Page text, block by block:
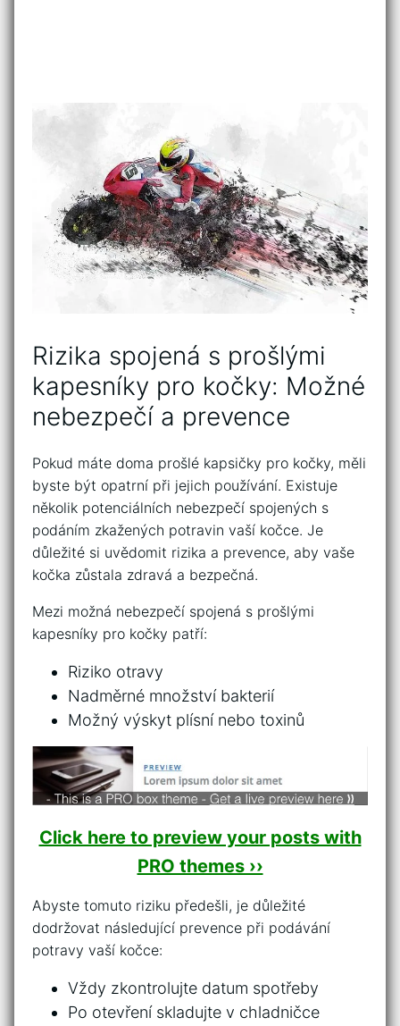
Rizika spojená s⁤ prošlými
kapesníky ⁢pro kočky: Možné
nebezpečí a prevence
Pokud máte doma prošlé kapsičky pro kočky, měli⁢
byste být opatrní při jejich používání. Existuje
několik potenciálních nebezpečí spojených s
podáním zkažených potravin vaší kočce. Je
důležité si ⁣uvědomit rizika a prevence,⁣ aby vaše
kočka zůstala zdravá ‍a bezpečná.
Mezi možná nebezpečí spojená s prošlými
kapesníky pro kočky patří:
Riziko otravy
Nadměrné množství bakterií
Možný výskyt plísní nebo toxinů
Click here to preview your posts with
PRO themes ››
Abyste tomuto riziku předešli, je ⁤důležité
dodržovat následující prevence při podávání
potravy vaší kočce:
Vždy zkontrolujte datum ⁣spotřeby
Po otevření skladujte v chladničce